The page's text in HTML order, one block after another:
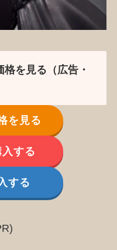
を見る（広告・
を見る
する
する